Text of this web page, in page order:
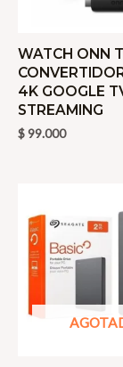
WATCH ONN
4K GOOGLE
STREAMING
$99.000